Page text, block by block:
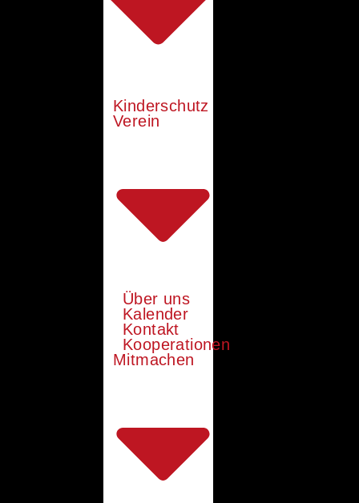
Kinderschutz
Verein
Über uns
Kalender
Kontakt
Kooperationen
Mitmachen